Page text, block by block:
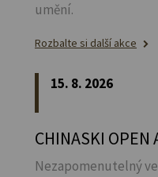
umění.
Rozbalte si další akce
15. 8. 2026
CHINASKI OPEN
Nezapomenutelný